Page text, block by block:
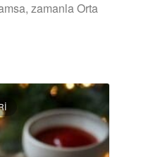
zamanla Orta